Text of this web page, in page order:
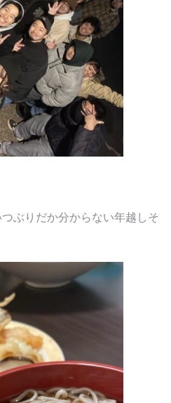
ぶりだか分からない年越しそ